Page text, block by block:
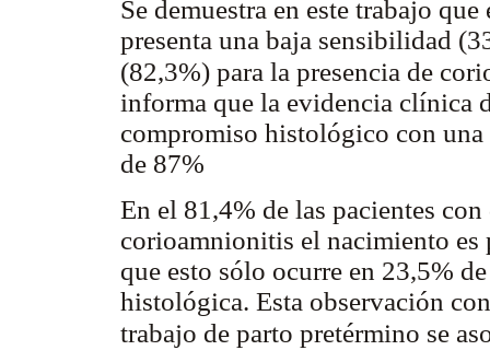
Se demuestra en este trabajo
presenta una baja sensibilidad
(82,3%) para la presencia de
informa que la evidencia clínica
compromiso histológico con
de 87%
En el 81,4% de las pacientes
corioamnionitis el nacimiento es
que esto sólo ocurre en 23,5%
histológica. Esta observación
trabajo de parto pretérmino se